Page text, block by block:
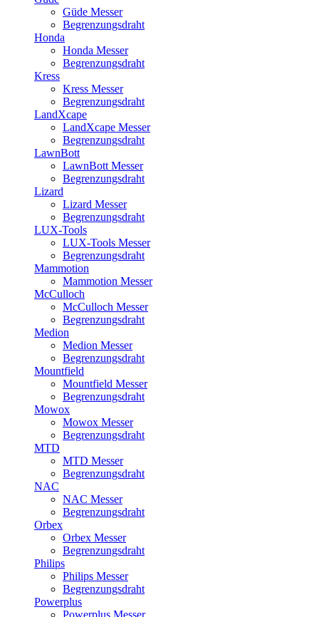
Güde Messer
Begrenzungsdraht
Honda
Honda Messer
Begrenzungsdraht
Kress
Kress Messer
Begrenzungsdraht
LandXcape
LandXcape Messer
Begrenzungsdraht
LawnBott
LawnBott Messer
Begrenzungsdraht
Lizard
Lizard Messer
Begrenzungsdraht
LUX-Tools
LUX-Tools Messer
Begrenzungsdraht
Mammotion
Mammotion Messer
McCulloch
McCulloch Messer
Begrenzungsdraht
Medion
Medion Messer
Begrenzungsdraht
Mountfield
Mountfield Messer
Begrenzungsdraht
Mowox
Mowox Messer
Begrenzungsdraht
MTD
MTD Messer
Begrenzungsdraht
NAC
NAC Messer
Begrenzungsdraht
Orbex
Orbex Messer
Begrenzungsdraht
Philips
Philips Messer
Begrenzungsdraht
Powerplus